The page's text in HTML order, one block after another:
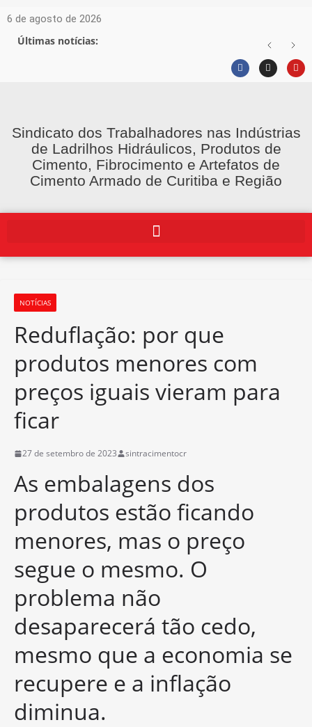
6 de agosto de 2026
Últimas notícias:
Sindicato dos Trabalhadores nas Indústrias
de Ladrilhos Hidráulicos, Produtos de
Cimento, Fibrocimento e Artefatos de
Cimento Armado de Curitiba e Região
NOTÍCIAS
Reduflação: por que
produtos menores com
preços iguais vieram para
ficar
27 de setembro de 2023 sintracimentocr
As embalagens dos
produtos estão ficando
menores, mas o preço
segue o mesmo. O
problema não
desaparecerá tão cedo,
mesmo que a economia se
recupere e a inflação
diminua.